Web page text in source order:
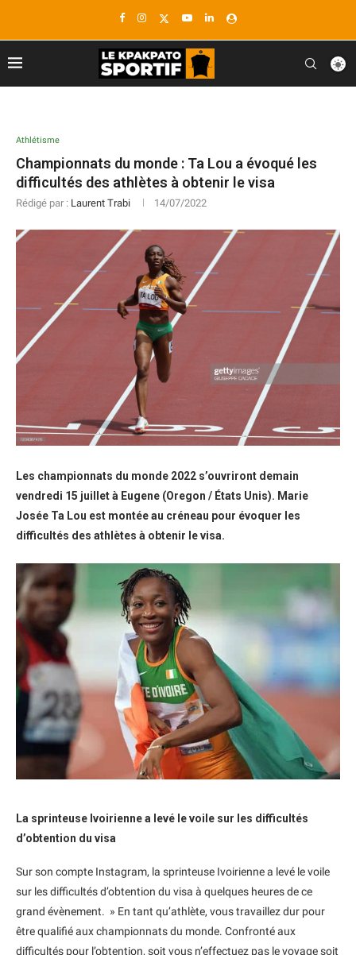
Athlétisme
Championnats du monde : Ta Lou a évoqué les
difficultés des athlètes à obtenir le visa
Rédigé par : Laurent Trabi 14/07/2022
Les championnats du monde 2022 s’ouvriront demain
vendredi 15 juillet à Eugene (Oregon / États Unis). Marie
Josée Ta Lou est montée au créneau pour évoquer les
difficultés des athlètes à obtenir le visa.
La sprinteuse Ivoirienne a levé le voile sur les difficultés
d’obtention du visa
Sur son compte Instagram, la sprinteuse Ivoirienne a levé le voile
sur les difficultés d’obtention du visa à quelques heures de ce
grand évènement. » En tant qu’athlète, vous travaillez dur pour
être qualifié aux championnats du monde. Confronté aux
difficultés pour l’obtention, soit vous n’effectuez pas le voyage soit